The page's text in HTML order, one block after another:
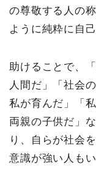
の尊敬する人の
ように純粋に自
助けることで、
人間だ」「社会
私が育んだ」「
両親の子供だ」
り、自らが社会
意識が強い人もい